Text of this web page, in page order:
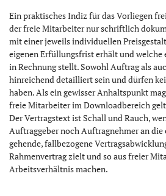
Ein praktisches Indiz für das Vorliegen
der freie Mitarbeiter nur schriftlich
mit einer jeweils individuellen
eigenen Erfüllungsfrist erhält und welche
in Rechnung stellt. Sowohl Auftrag als
hinreichend detailliert sein und dürfen
haben. Als ein gewisser Anhaltspunkt
freie Mitarbeiter im Downloadbereich
Der Vertragstext ist Schall und Rauch,
Auftraggeber noch Auftragnehmer an
gehende, fallbezogene
Rahmenvertrag zielt und so aus freier
Arbeitsverhältnis machen.